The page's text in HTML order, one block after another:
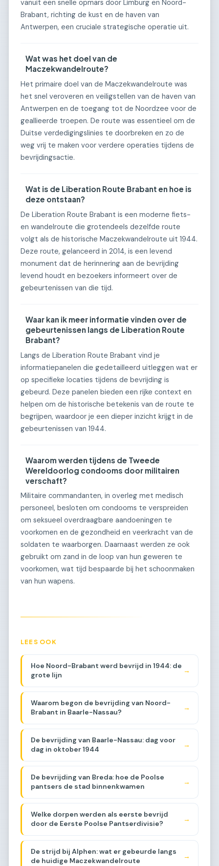
vanuit een snelle opmars door Limburg en Noord-
Brabant, richting de kust en de haven van
Antwerpen, een cruciale strategische operatie uit.
Wat was het doel van de
Maczekwandelroute?
Het primaire doel van de Maczekwandelroute was
het snel veroveren en veiligstellen van de haven van
Antwerpen en de toegang tot de Noordzee voor de
geallieerde troepen. De route was essentieel om de
Duitse verdedigingslinies te doorbreken en zo de
weg vrij te maken voor verdere operaties tijdens de
bevrijdingsactie.
Wat is de Liberation Route Brabant en hoe is
deze ontstaan?
De Liberation Route Brabant is een moderne fiets-
en wandelroute die grotendeels dezelfde route
volgt als de historische Maczekwandelroute uit 1944.
Deze route, gelanceerd in 2014, is een levend
monument dat de herinnering aan de bevrijding
levend houdt en bezoekers informeert over de
gebeurtenissen van die tijd.
Waar kan ik meer informatie vinden over de
gebeurtenissen langs de Liberation Route
Brabant?
Langs de Liberation Route Brabant vind je
informatiepanelen die gedetailleerd uitleggen wat er
op specifieke locaties tijdens de bevrijding is
gebeurd. Deze panelen bieden een rijke context en
helpen om de historische betekenis van de route te
begrijpen, waardoor je een dieper inzicht krijgt in de
gebeurtenissen van 1944.
Waarom werden tijdens de Tweede
Wereldoorlog condooms door militairen
verschaft?
Militaire commandanten, in overleg met medisch
personeel, besloten om condooms te verspreiden
om seksueel overdraagbare aandoeningen te
voorkomen en de gezondheid en veerkracht van de
soldaten te waarborgen. Daarnaast werden ze ook
gebruikt om zand in de loop van hun geweren te
voorkomen, wat tijd bespaarde bij het schoonmaken
van hun wapens.
LEES OOK
Hoe Noord-Brabant werd bevrijd in 1944: de
grote lijn
→
Waarom begon de bevrijding van Noord-
Brabant in Baarle-Nassau?
→
De bevrijding van Baarle-Nassau: dag voor
dag in oktober 1944
→
De bevrijding van Breda: hoe de Poolse
pantsers de stad binnenkwamen
→
Welke dorpen werden als eerste bevrijd
door de Eerste Poolse Pantserdivisie?
→
De strijd bij Alphen: wat er gebeurde langs
de huidige Maczekwandelroute
→